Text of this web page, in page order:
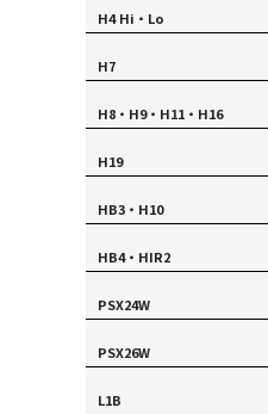
H4 Hi・Lo
H7
H8・H9・H11・H16
H19
HB3・H10
HB4・HIR2
PSX24W
PSX26W
L1B